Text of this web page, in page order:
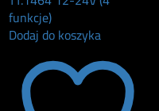
Dodaj do koszyka